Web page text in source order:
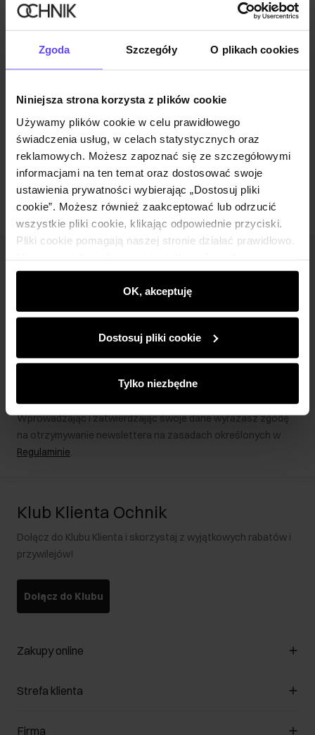
Zgoda Szczegóły O plikach cookies
Niniejsza strona korzysta z plików cookie
Używamy plików cookie w celu prawidłowego
świadczenia usług, w celach statystycznych oraz
reklamowych. Możesz zapoznać się ze szczegółowymi
informacjami na ten temat oraz dostosować swoje
ustawienia prywatności wybierając „Dostosuj pliki
cookie”. Możesz również zaakceptować lub odrzucić
wszystkie pliki cookie, klikając odpowiednie przyciski.
Pliki cookie pomagają naszej stronie działać prawidłowo.
wyświetlać im dopasowane do ich preferencji treści,
rekomendacje oraz komunikaty reklamowe informujące o
najnowszych promocjach w e-sklepie. Informacje o tym,
partnerom społecznościowym, reklamowym i
analitycznym. Partnerzy mogą połączyć te informacje z
podczas korzystania z ich usług.
OK, akceptuję
Dostosuj pliki cookie
Tylko niezbędne
Opis produktu
Szczegóły
Skład i wymiary
Opinie
Newsletter
Bądź na bieżąco z nowościami i promocjami!
Zapisz się
Wprowadzając i zatwierdzając swoje dane wyrażasz zgodę
na otrzymywanie newslettera na zasadach określonych w
Regulaminie.
Klub Klienta Ochnik
Dołącz do Klubu Klienta i skorzystaj z wyjątkowych rabatów i
przywilejów!
Dołącz do Klubu
Zakupy online
Zarządzaj cookies
Strefa klienta
Klub Klienta
Firma